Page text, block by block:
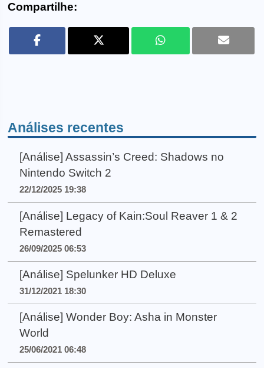
Compartilhe:
Análises recentes
[Análise] Assassin’s Creed: Shadows no
Nintendo Switch 2
22/12/2025 19:38
[Análise] Legacy of Kain:Soul Reaver 1 & 2
Remastered
26/09/2025 06:53
[Análise] Spelunker HD Deluxe
31/12/2021 18:30
[Análise] Wonder Boy: Asha in Monster
World
25/06/2021 06:48